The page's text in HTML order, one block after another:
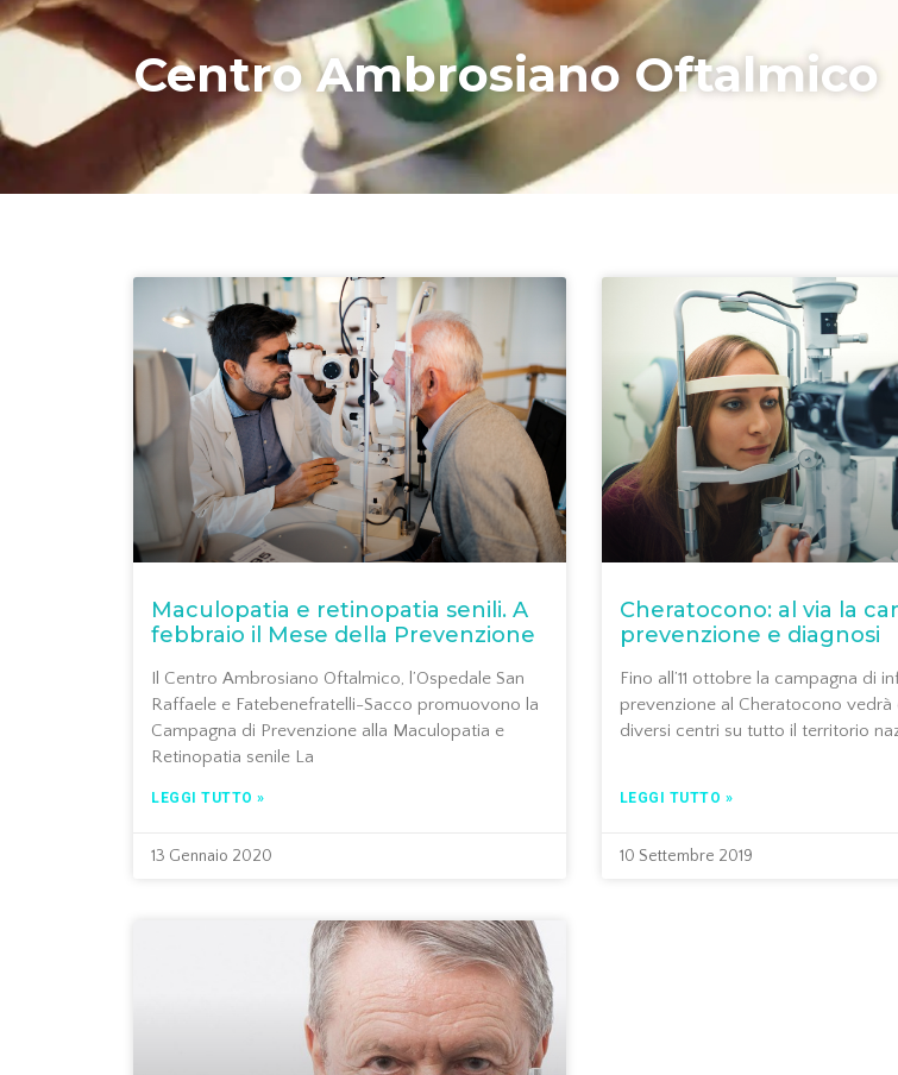
Centro Ambrosiano Oftalmico
Maculopatia e retinopatia senili. A
febbraio il Mese della Prevenzione
Il Centro Ambrosiano Oftalmico, l’Ospedale San
Raffaele e Fatebenefratelli-Sacco promuovono la
Campagna di Prevenzione alla Maculopatia e
Retinopatia senile La
LEGGI TUTTO »
13 Gennaio 2020
Cheratocono: al via la
prevenzione e diagnosi
Fino all’11 ottobre la campagna di
prevenzione al Cheratocono vedrà
diversi centri su tutto il territorio
LEGGI TUTTO »
10 Settembre 2019